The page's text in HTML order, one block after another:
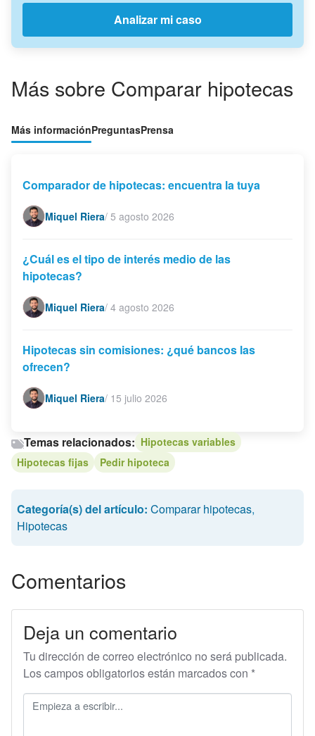
Analizar mi caso
Más sobre Comparar hipotecas
Más informaciónPreguntasPrensa
Comparador de hipotecas: encuentra la tuya
Miquel Riera/ 5 agosto 2026
¿Cuál es el tipo de interés medio de las
hipotecas?
Miquel Riera/ 4 agosto 2026
Hipotecas sin comisiones: ¿qué bancos las
ofrecen?
Miquel Riera/ 15 julio 2026
Temas relacionados: Hipotecas variables
Hipotecas fijas
Pedir hipoteca
Categoría(s) del artículo: Comparar hipotecas,
Hipotecas
Comentarios
Deja un comentario
Tu dirección de correo electrónico no será publicada.
Los campos obligatorios están marcados con *